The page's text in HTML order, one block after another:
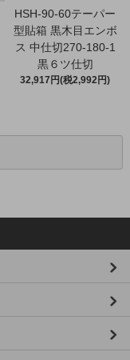
HSH-90-60テーパー
型貼箱 黒木目エンボ
ス 中仕切270-180-1
黒６ツ仕切
32,917円(税2,992円)